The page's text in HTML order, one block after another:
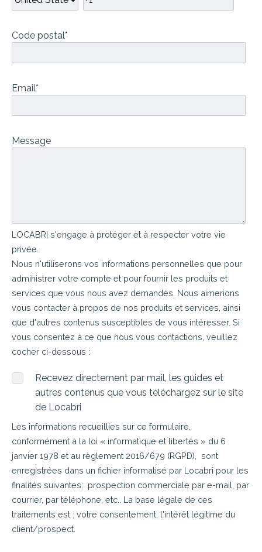
Code postal*
Email*
Message
LOCABRI s'engage à protéger et à respecter votre vie
privée.
Nous n'utiliserons vos informations personnelles que pour
administrer votre compte et pour fournir les produits et
services que vous nous avez demandés. Nous aimerions
vous contacter à propos de nos produits et services, ainsi
que d'autres contenus susceptibles de vous intéresser. Si
vous consentez à ce que nous vous contactions, veuillez
cocher ci-dessous :
Recevez directement par mail, les guides et
autres contenus que vous téléchargez sur le site
de Locabri
Les informations recueillies sur ce formulaire,
conformément à la loi « informatique et libertés » du 6
janvier 1978 et au règlement 2016/679 (RGPD), sont
enregistrées dans un fichier informatisé par Locabri pour les
finalités suivantes: prospection commerciale par e-mail, par
courrier, par téléphone, etc.. La base légale de ces
traitements est : votre consentement, l'intérêt légitime du
client/prospect.